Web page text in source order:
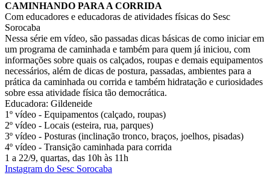
CAMINHANDO PARA A CORRIDA
Com educadores e educadoras de atividades físicas do Sesc
Sorocaba
Nessa série em vídeo, são passadas dicas básicas de como iniciar em
um programa de caminhada e também para quem já iniciou, com
informações sobre quais os calçados, roupas e demais equipamentos
necessários, além de dicas de postura, passadas, ambientes para a
prática da caminhada ou corrida e também hidratação e curiosidades
sobre essa atividade física tão democrática.
Educadora: Gildeneide
1º vídeo - Equipamentos (calçado, roupas)
2º vídeo - Locais (esteira, rua, parques)
3º vídeo - Posturas (inclinação tronco, braços, joelhos, pisadas)
4º vídeo - Transição caminhada para corrida
1 a 22/9, quartas, das 10h às 11h
Instagram do Sesc Sorocaba